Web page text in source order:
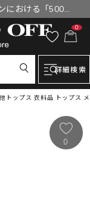
における「500円
ついて
0
詳細検索
トップス 衣料品 トップス
0